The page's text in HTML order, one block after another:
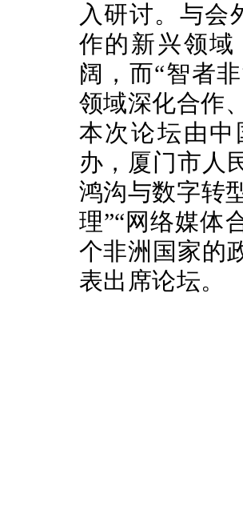
入研讨。与会
作的新兴领
阔，而“智者
领域深化合作
本次论坛由
办，厦门市人
鸿沟与数字转
理”“网络媒体
个非洲国家的
表出席论坛。